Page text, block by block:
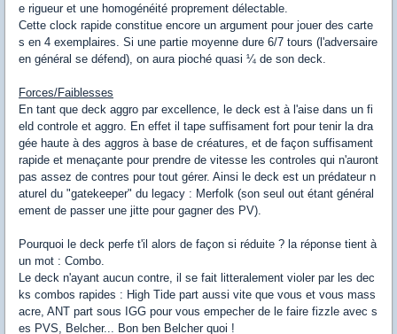
e rigueur et une homogénéité proprement délectable.
Cette clock rapide constitue encore un argument pour jouer des carte
s en 4 exemplaires. Si une partie moyenne dure 6/7 tours (l'adversaire
en général se défend), on aura pioché quasi ¼ de son deck.
Forces/Faiblesses
En tant que deck aggro par excellence, le deck est à l'aise dans un fi
eld controle et aggro. En effet il tape suffisament fort pour tenir la dra
gée haute à des aggros à base de créatures, et de façon suffisament
rapide et menaçante pour prendre de vitesse les controles qui n'auront
pas assez de contres pour tout gérer. Ainsi le deck est un prédateur n
aturel du "gatekeeper" du legacy : Merfolk (son seul out étant général
ement de passer une jitte pour gagner des PV).
Pourquoi le deck perfe t'il alors de façon si réduite ? la réponse tient à
un mot : Combo.
Le deck n'ayant aucun contre, il se fait litteralement violer par les dec
ks combos rapides : High Tide part aussi vite que vous et vous mass
acre, ANT part sous IGG pour vous empecher de le faire fizzle avec s
es PVS, Belcher... Bon ben Belcher quoi !